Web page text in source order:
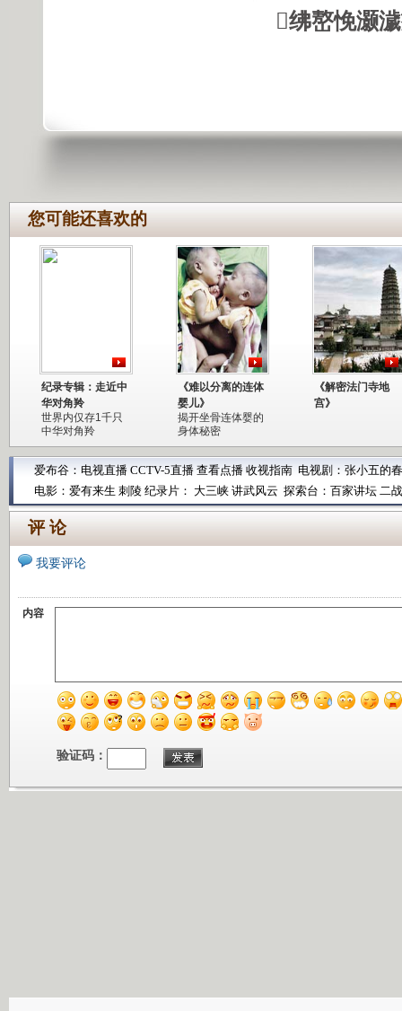
绋嶅悗灏
您可能还喜欢的
纪录专辑：走近中
华对角羚
世界内仅存1千只
中华对角羚
《难以分离的连体
婴儿》
揭开坐骨连体婴的
身体秘密
《解密法门寺地
宫》
爱布谷： 电视直播 CCTV-5直播 查看点播 收视指南 电视剧： 张小五的
电影： 爱有来生 刺陵 纪录片： 大三峡 讲武风云 探索台： 百家讲坛 二
评 论
我要评论
内容
验证码：